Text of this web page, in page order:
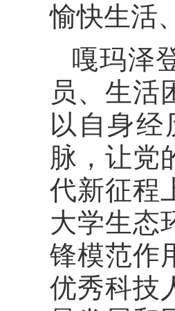
愉快生活
嘎玛泽
员、生活
以自身经
脉，让党
代新征程
大学生态
锋模范作
优秀科技